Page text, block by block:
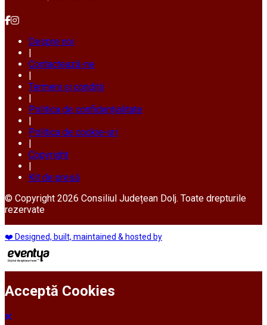
Despre noi
|
Contactează-ne
|
Termeni și condiții
|
Politica de confidențialitate
|
Politica de cookie-uri
|
Copyright
|
Kit de presă
© Copyright 2026 Consiliul Județean Dolj. Toate drepturile
rezervate
❤️ Designed, built, maintained & hosted by
Acceptă Cookies